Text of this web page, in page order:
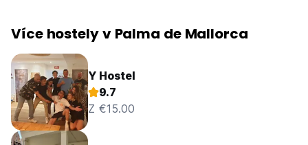
Více hostely v Palma de Mallorca
Y Hostel
9.7
Z €15.00